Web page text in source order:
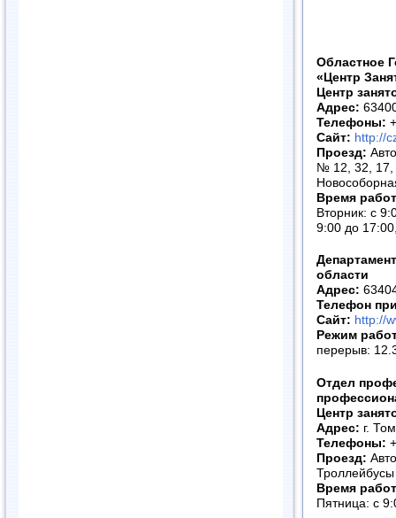
Областное
«Центр
Центр
Адрес:
Телефоны:
Сайт: http://
Проезд:
№ 12, 32, 17,
Время
Вторник: с
9:00 до
области
Адрес:
Телефон
Сайт: http://
Режим
перерыв:
Отдел
Центр
Адрес: г.
Телефоны:
Проезд:
Время
Пятница: с